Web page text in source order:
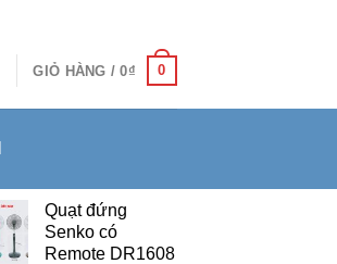
GIỎ HÀNG /0₫ 0
Quạt đứng
Senko có
Remote DR1608